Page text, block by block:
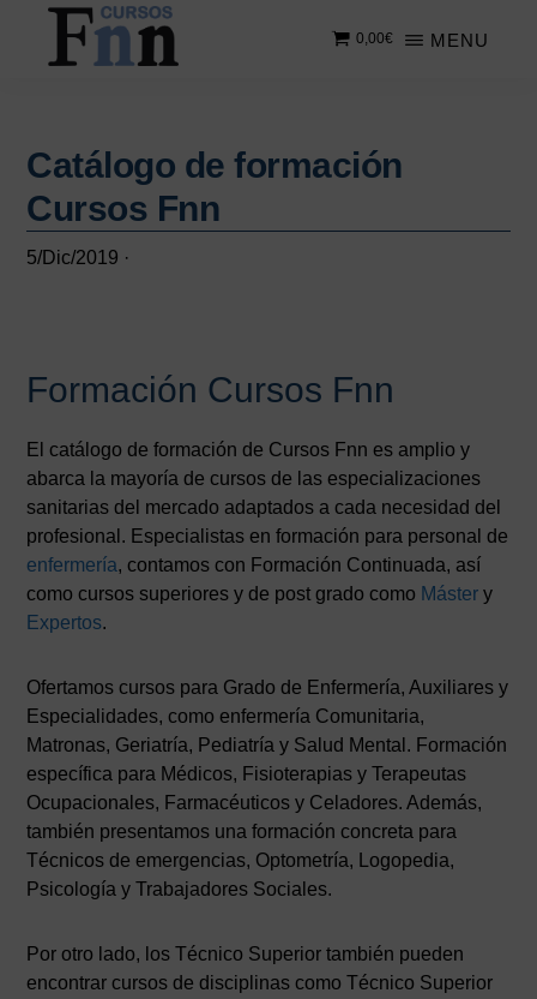
Saltar
contenido
Saltar
principal
cursos
online
MENU
0,00€
Catálogo de formación
Cursos Fnn
5/Dic/2019 ·
Formación Cursos Fnn
El catálogo de formación de Cursos Fnn es amplio y
abarca la mayoría de cursos de las especializaciones
sanitarias del mercado adaptados a cada necesidad del
profesional. Especialistas en formación para personal de
enfermería, contamos con Formación Continuada, así
como cursos superiores y de post grado como Máster y
Expertos.
Ofertamos cursos para Grado de Enfermería, Auxiliares y
Especialidades, como enfermería Comunitaria,
Matronas, Geriatría, Pediatría y Salud Mental. Formación
específica para Médicos, Fisioterapias y Terapeutas
Ocupacionales, Farmacéuticos y Celadores. Además,
también presentamos una formación concreta para
Técnicos de emergencias, Optometría, Logopedia,
Psicología y Trabajadores Sociales.
Por otro lado, los Técnico Superior también pueden
encontrar cursos de disciplinas como Técnico Superior